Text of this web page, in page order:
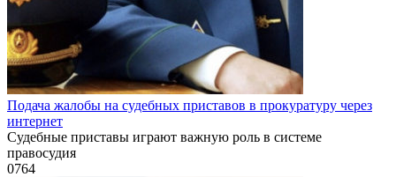
Подача жалобы на судебных приставов в прокуратуру через
интернет
Судебные приставы играют важную роль в системе
правосудия
0764